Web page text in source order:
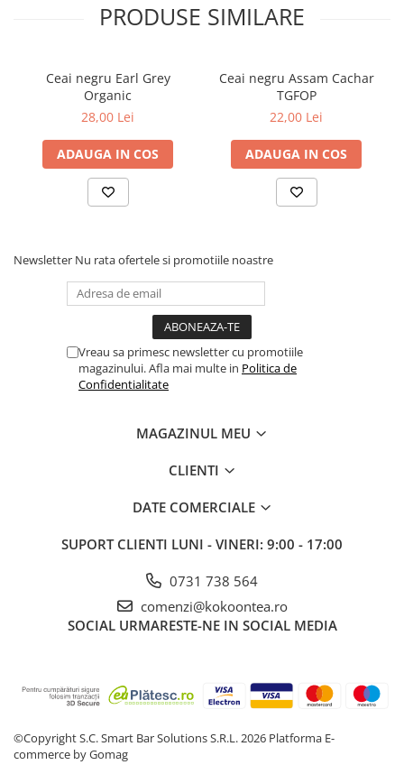
PRODUSE SIMILARE
Ceai negru Earl Grey
Organic
28,00 Lei
ADAUGA IN COS
Ceai negru Assam Cachar
TGFOP
22,00 Lei
ADAUGA IN COS
Newsletter Nu rata ofertele si promotiile noastre
Vreau sa primesc newsletter cu promotiile
magazinului. Afla mai multe in Politica de
Confidentialitate
MAGAZINUL MEU
CLIENTI
DATE COMERCIALE
SUPORT CLIENTI LUNI - VINERI: 9:00 - 17:00
0731 738 564
comenzi@kokoontea.ro
SOCIAL URMARESTE-NE IN SOCIAL MEDIA
©Copyright S.C. Smart Bar Solutions S.R.L. 2026 Platforma E-
commerce by Gomag